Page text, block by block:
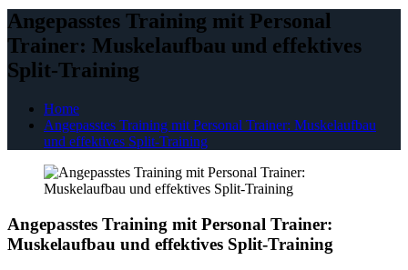
Angepasstes Training mit Personal
Trainer: Muskelaufbau und effektives
Split-Training
Home
Angepasstes Training mit Personal Trainer: Muskelaufbau
und effektives Split-Training
Angepasstes Training mit Personal Trainer:
Muskelaufbau und effektives Split-Training